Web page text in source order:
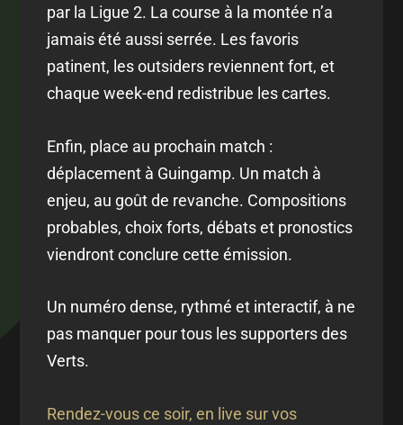
par la Ligue 2. La course à la montée n’a
jamais été aussi serrée. Les favoris
patinent, les outsiders reviennent fort, et
chaque week-end redistribue les cartes.
Enfin, place au prochain match :
déplacement à Guingamp. Un match à
enjeu, au goût de revanche. Compositions
probables, choix forts, débats et pronostics
viendront conclure cette émission.
Un numéro dense, rythmé et interactif, à ne
pas manquer pour tous les supporters des
Verts.
Rendez-vous ce soir, en live sur vos